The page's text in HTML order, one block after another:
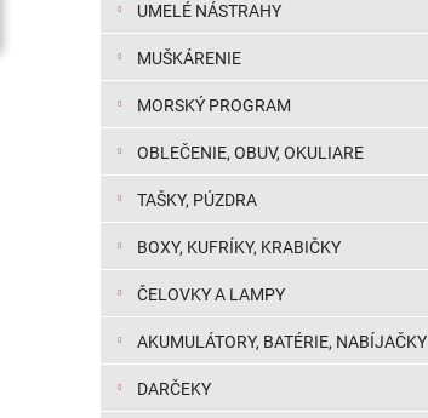
UMELÉ NÁSTRAHY
MUŠKÁRENIE
MORSKÝ PROGRAM
OBLEČENIE, OBUV, OKULIARE
TAŠKY, PÚZDRA
BOXY, KUFRÍKY, KRABIČKY
ČELOVKY A LAMPY
AKUMULÁTORY, BATÉRIE, NABÍJAČKY
DARČEKY